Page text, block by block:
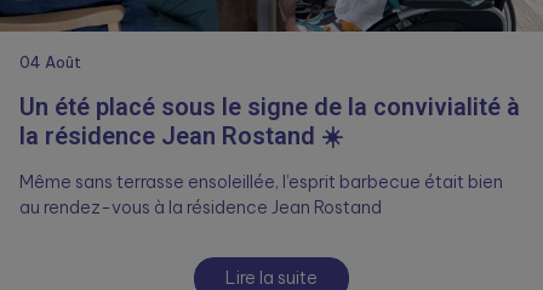
04 Août
Un été placé sous le signe de la convivialité à
la résidence Jean Rostand ☀️
Même sans terrasse ensoleillée, l’esprit barbecue était bien
au rendez-vous à la résidence Jean Rostand
Lire la suite